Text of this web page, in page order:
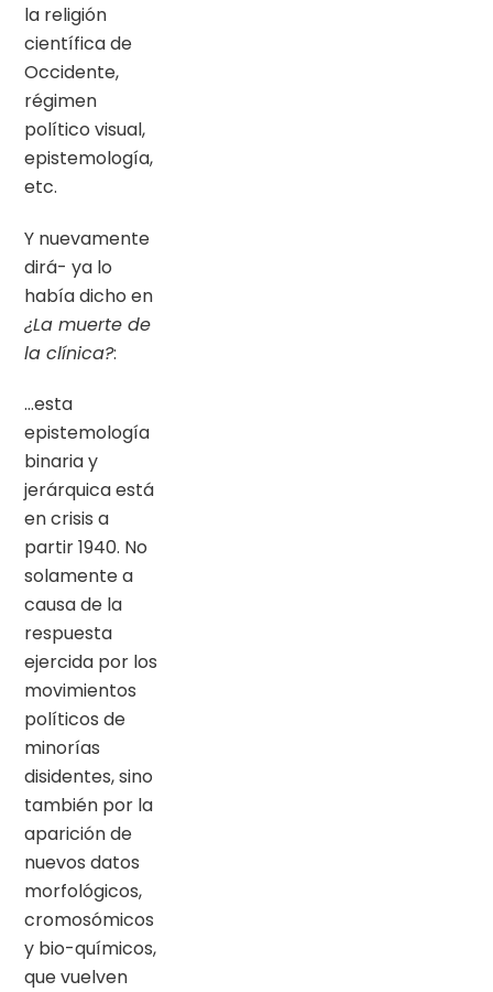
la religión
científica de
Occidente,
régimen
político visual,
epistemología,
etc.
Y nuevamente
dirá- ya lo
había dicho en
¿La muerte de
la clínica?:
…esta
epistemología
binaria y
jerárquica está
en crisis a
partir 1940. No
solamente a
causa de la
respuesta
ejercida por los
movimientos
políticos de
minorías
disidentes, sino
también por la
aparición de
nuevos datos
morfológicos,
cromosómicos
y bio-químicos,
que vuelven